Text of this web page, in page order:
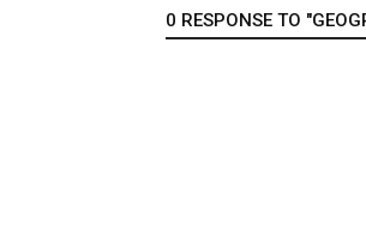
0 RESPONSE TO